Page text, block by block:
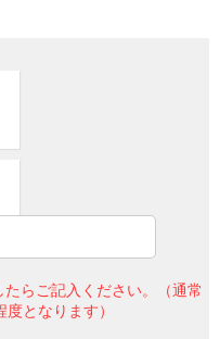
らご記入ください。（通常
となります）